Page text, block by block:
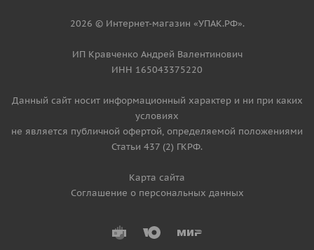
2026 © Интернет-магазин «УПАК.РФ».
ИП Кравченко Андрей Валентинович
ИНН 165043375220
Данный сайт носит информационный характер и ни при каких
условиях
не является публичной офертой, определяемой положениями
Статьи 437 (2) ГКРФ.
Карта сайта
Соглашение о персональных данных